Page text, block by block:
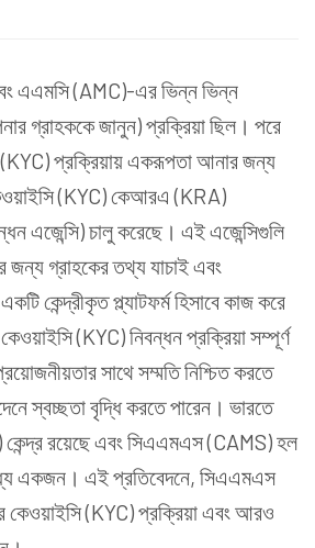
এএমসি (AMC)-এর ভিন্ন ভিন্ন
গ্রাহককে জানুন) প্রক্রিয়া ছিল। পরে
(KYC) প্রক্রিয়ায় একরূপতা আনার জন্য
(KYC) কেআরএ (KRA)
এজেন্সি) চালু করেছে। এই এজেন্সিগুলি
জন্য গ্রাহকের তথ্য যাচাই এবং
কেন্দ্রীকৃত প্ল্যাটফর্ম হিসাবে কাজ করে
(KYC) নিবন্ধন প্রক্রিয়া সম্পূর্ণ
সাথে সম্মতি নিশ্চিত করতে
স্বচ্ছতা বৃদ্ধি করতে পারেন। ভারতে
রয়েছে এবং সিএএমএস (CAMS) হল
একজন। এই প্রতিবেদনে, সিএএমএস
(KYC) প্রক্রিয়া এবং আরও